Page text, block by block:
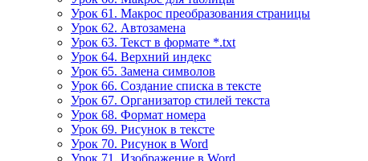
Урок 61. Макрос преобразования страницы
Урок 62. Автозамена
Урок 63. Текст в формате *.txt
Урок 64. Верхний индекс
Урок 65. Замена символов
Урок 66. Создание списка в тексте
Урок 67. Организатор стилей текста
Урок 68. Формат номера
Урок 69. Рисунок в тексте
Урок 70. Рисунок в Word